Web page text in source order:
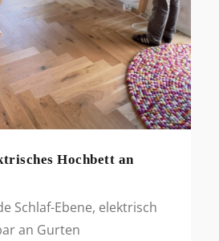
Hochbett an
Schlaf-Ebene, elektrisch
an Gurten